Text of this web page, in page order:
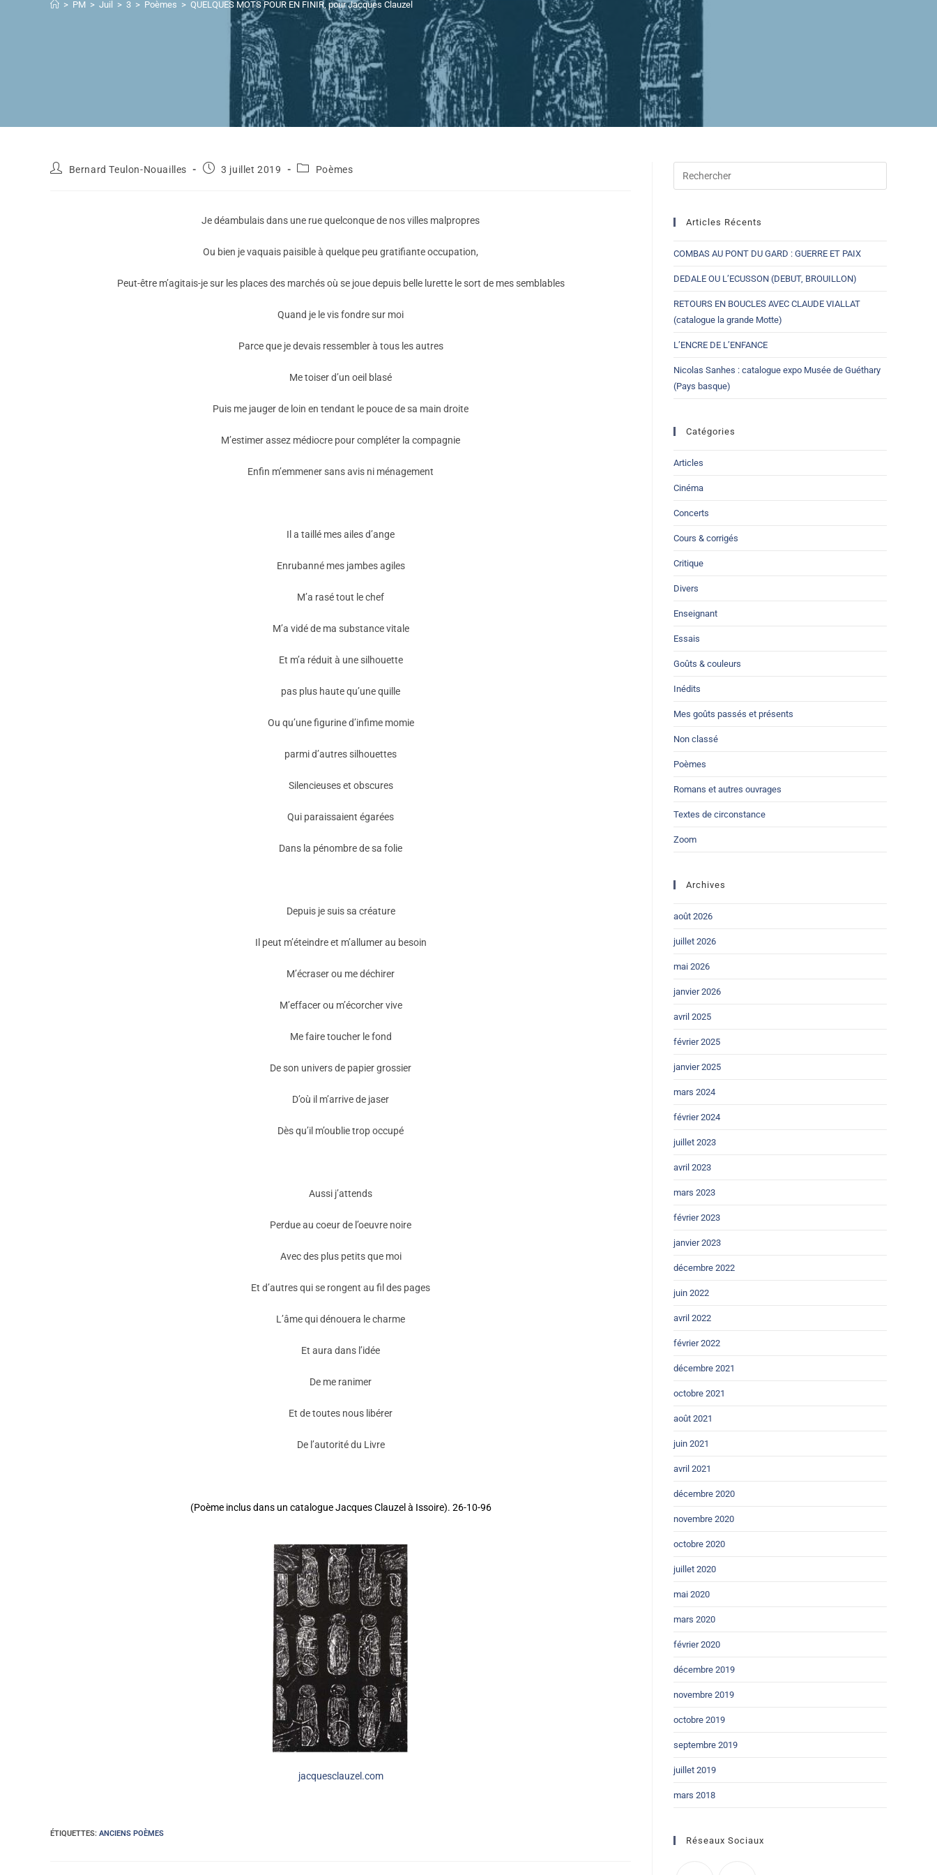
> PM > Juil > 3 > Poèmes > QUELQUES MOTS POUR EN FINIR, pour Jacques Clauzel
Bernard Teulon-Nouailles 3 juillet 2019 Poèmes
Je déambulais dans une rue quelconque de nos villes malpropres
Ou bien je vaquais paisible à quelque peu gratifiante occupation,
Peut-être m’agitais-je sur les places des marchés où se joue depuis belle lurette le sort de mes semblables
Quand je le vis fondre sur moi
Parce que je devais ressembler à tous les autres
Me toiser d’un oeil blasé
Puis me jauger de loin en tendant le pouce de sa main droite
M’estimer assez médiocre pour compléter la compagnie
Enfin m’emmener sans avis ni ménagement
Il a taillé mes ailes d’ange
Enrubanné mes jambes agiles
M’a rasé tout le chef
M’a vidé de ma substance vitale
Et m’a réduit à une silhouette
pas plus haute qu’une quille
Ou qu’une figurine d’infime momie
parmi d’autres silhouettes
Silencieuses et obscures
Qui paraissaient égarées
Dans la pénombre de sa folie
Depuis je suis sa créature
Il peut m’éteindre et m’allumer au besoin
M’écraser ou me déchirer
M’effacer ou m’écorcher vive
Me faire toucher le fond
De son univers de papier grossier
D’où il m’arrive de jaser
Dès qu’il m’oublie trop occupé
Aussi j’attends
Perdue au coeur de l’oeuvre noire
Avec des plus petits que moi
Et d’autres qui se rongent au fil des pages
L’âme qui dénouera le charme
Et aura dans l’idée
De me ranimer
Et de toutes nous libérer
De l’autorité du Livre
(Poème inclus dans un catalogue Jacques Clauzel à Issoire). 26-10-96
jacquesclauzel.com
ÉTIQUETTES: ANCIENS POÈMES
Articles Récents
COMBAS AU PONT DU GARD : GUERRE ET PAIX
DEDALE OU L’ECUSSON (DEBUT, BROUILLON)
RETOURS EN BOUCLES AVEC CLAUDE VIALLAT
(catalogue la grande Motte)
L’ENCRE DE L’ENFANCE
Nicolas Sanhes : catalogue expo Musée de Guéthary
(Pays basque)
Catégories
Articles
Cinéma
Concerts
Cours & corrigés
Critique
Divers
Enseignant
Essais
Goûts & couleurs
Inédits
Mes goûts passés et présents
Non classé
Poèmes
Romans et autres ouvrages
Textes de circonstance
Zoom
Archives
août 2026
juillet 2026
mai 2026
janvier 2026
avril 2025
février 2025
janvier 2025
mars 2024
février 2024
juillet 2023
avril 2023
mars 2023
février 2023
janvier 2023
décembre 2022
juin 2022
avril 2022
février 2022
décembre 2021
octobre 2021
août 2021
juin 2021
avril 2021
décembre 2020
novembre 2020
octobre 2020
juillet 2020
mai 2020
mars 2020
février 2020
décembre 2019
novembre 2019
octobre 2019
septembre 2019
juillet 2019
mars 2018
Réseaux Sociaux